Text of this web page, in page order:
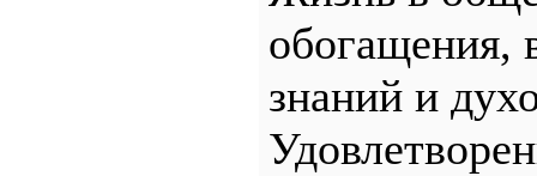
обогащения,
знаний и